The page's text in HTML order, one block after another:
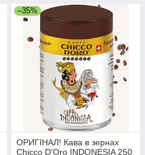
–35%
ОРИГІНАЛ! Кава в зернах
Chicco D'Oro INDONESIA 250